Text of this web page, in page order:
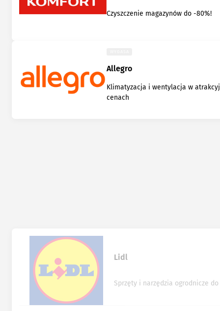
Czyszczenie magazynów do -80%!
Allegro
Klimatyzacja i wentylacja w
cenach
Lidl
Sprzęty i narzędzia ogrodnicze